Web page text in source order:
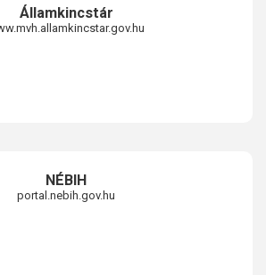
Államkincstár
NÉBIH
portal.nebih.gov.hu